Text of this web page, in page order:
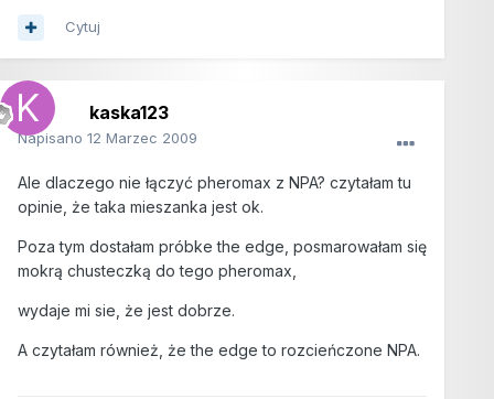
Cytuj
kaska123
Napisano 12 Marzec 2009
Ale dlaczego nie łączyć pheromax z NPA? czytałam tu
opinie, że taka mieszanka jest ok.
Poza tym dostałam próbke the edge, posmarowałam się
mokrą chusteczką do tego pheromax,
wydaje mi sie, że jest dobrze.
A czytałam również, że the edge to rozcieńczone NPA.